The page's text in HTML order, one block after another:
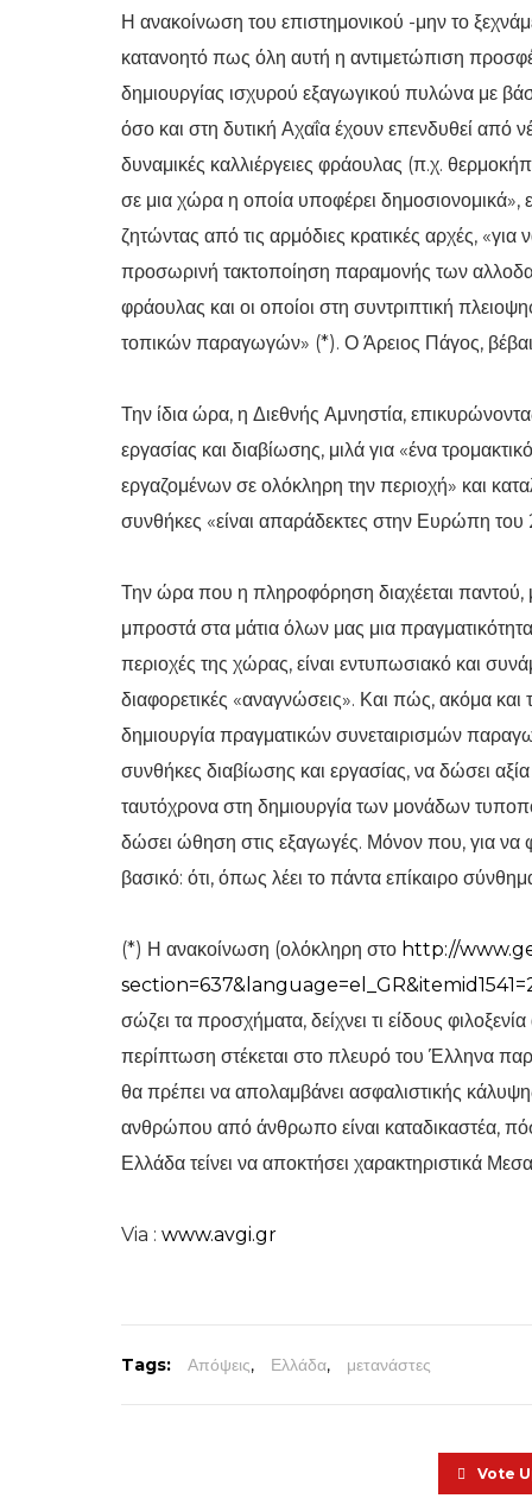
Η ανακοίνωση του επιστημονικού -μην το
κατανοητό πως όλη αυτή η αντιμετώπιση
δημιουργίας ισχυρού εξαγωγικού πυλώνα με
όσο και στη δυτική Αχαΐα έχουν επενδυθεί από
δυναμικές καλλιέργειες φράουλας (π.χ.
σε μια χώρα η οποία υποφέρει δημοσιονομικά»,
ζητώντας από τις αρμόδιες κρατικές αρχές,
προσωρινή τακτοποίηση παραμονής των
φράουλας και οι οποίοι στη συντριπτική
τοπικών παραγωγών» (*). Ο Άρειος Πάγος,
Την ίδια ώρα, η Διεθνής Αμνηστία,
εργασίας και διαβίωσης, μιλά για «ένα
εργαζομένων σε ολόκληρη την περιοχή» και
συνθήκες «είναι απαράδεκτες στην Ευρώπη του
Την ώρα που η πληροφόρηση διαχέεται παντού,
μπροστά στα μάτια όλων μας μια
περιοχές της χώρας, είναι εντυπωσιακό και
διαφορετικές «αναγνώσεις». Και πώς, ακόμα
δημιουργία πραγματικών συνεταιρισμών
συνθήκες διαβίωσης και εργασίας, να δώσει
ταυτόχρονα στη δημιουργία των μονάδων
δώσει ώθηση στις εξαγωγές. Μόνον που, για να
βασικό: ότι, όπως λέει το πάντα επίκαιρο
(*) Η ανακοίνωση (ολόκληρη στο http://
σώζει τα προσχήματα, δείχνει τι είδους
περίπτωση στέκεται στο πλευρό του Έλληνα
θα πρέπει να απολαμβάνει ασφαλιστικής
ανθρώπου από άνθρωπο είναι καταδικαστέα,
Ελλάδα τείνει να αποκτήσει χαρακτηριστικά
Via : www.avgi.gr
Tags: Απόψεις, Ελλάδα, μετανάστες
Vote